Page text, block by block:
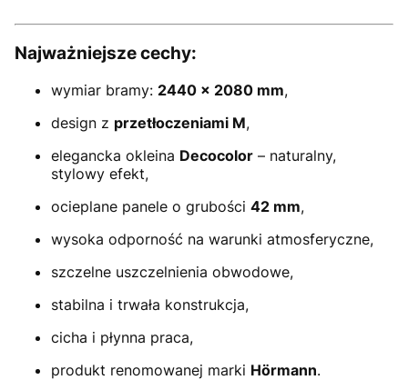
Najważniejsze cechy:
wymiar bramy: 2440 × 2080 mm,
design z przetłoczeniami M,
elegancka okleina Decocolor – naturalny,
stylowy efekt,
ocieplane panele o grubości 42 mm,
wysoka odporność na warunki atmosferyczne,
szczelne uszczelnienia obwodowe,
stabilna i trwała konstrukcja,
cicha i płynna praca,
produkt renomowanej marki Hörmann.